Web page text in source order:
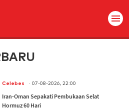
Celebes . 07-08-2026, 22:00
Iran-Oman Sepakati Pembukaan Selat
Hormuz 60 Hari